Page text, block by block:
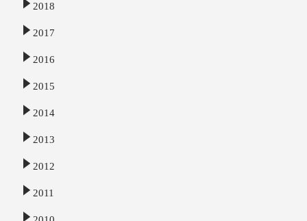
2018
2017
2016
2015
2014
2013
2012
2011